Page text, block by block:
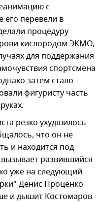
с
его перевели в
процедуру
кислородом ЭКМО,
для поддержания
спортсмена
затем стало
фигуристу часть
резко ухудшилось
что он не
и находится под
развившийся
уже на следующий
Денис Проценко
и дышит Костомаров